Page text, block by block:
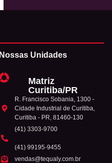
Nossas Unidades
Matriz
Curitiba/PR
R. Francisco Sobania, 1300 -
Cidade Industrial de Curitiba,
Curitiba - PR, 81460-130
(41) 3303-9700
(41) 99195-9455
vendas@tequaly.com.br